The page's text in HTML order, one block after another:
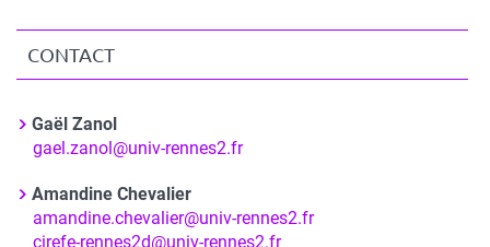
CONTACT
Nom
contact
Gaël Zanol
Courriel
gael.zanol@univ-rennes2.fr
Nom
du
Amandine Chevalier
Courriel
amandine.chevalier@univ-rennes2.fr
Courriel
cirefe-rennes2d@univ-rennes2.fr